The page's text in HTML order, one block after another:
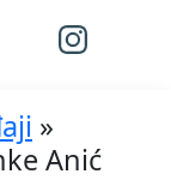
»
Anić